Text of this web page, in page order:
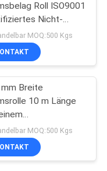
Roll ISO9001
Nicht-
für eine
MOQ:500 Kgs
Breite
10 m Länge
MOQ:500 Kgs